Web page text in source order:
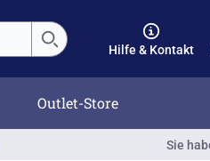
Hilfe & Kontakt
Outlet-Store
Sie